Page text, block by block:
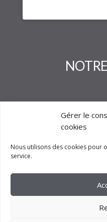
Gérer le
cookies
Nous utilisons des cookies pour
service.